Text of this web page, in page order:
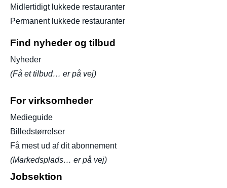
Midlertidigt lukkede restauranter
Permanent lukkede restauranter
Find nyheder og tilbud
Nyheder
(Få et tilbud… er på vej)
For virksomheder
Medieguide
Billedstørrelser
Få mest ud af dit abonnement
(Markedsplads… er på vej)
Jobsektion